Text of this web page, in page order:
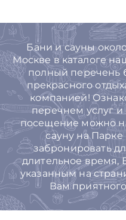
Бани и сауны
Москве в каталоге
полный перечень
прекрасного
компанией!
перечнем услуг
посещение можно
сауну на
забронировать
длительное время,
указанным на
Вам